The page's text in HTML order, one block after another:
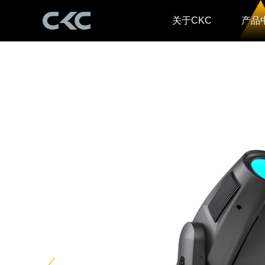
关于CKC 产品